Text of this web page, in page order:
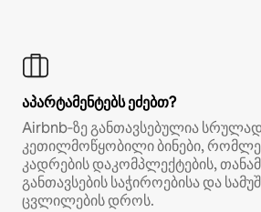
აპარტამენტებს ეძებთ?
Airbnb‑ზე განთავსებულია სრულად
კეთილმოწყობილი ბინები,
კადრების დაკომპლექტების,
განთავსების საჭიროებისა და
ცვლილების დროს.